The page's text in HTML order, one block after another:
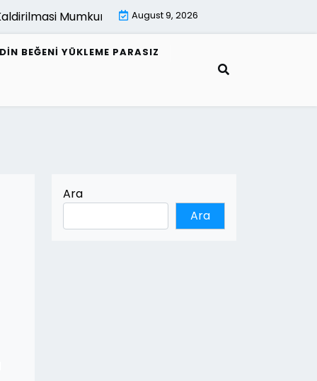
Mumkun Mu |E Fatura Alici Bilgileri Nasil
August 9, 2026
BEĞENI YÜKLEME PARASIZ
Ara
Ara